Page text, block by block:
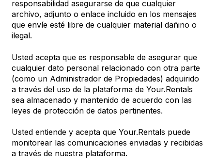
responsabilidad asegurarse de que cualquier
archivo, adjunto o enlace incluido en los mensajes
que envíe esté libre de cualquier material dañino o
ilegal.
Usted acepta que es responsable de asegurar que
cualquier dato personal relacionado con otra parte
(como un Administrador de Propiedades) adquirido
a través del uso de la plataforma de Your.Rentals
sea almacenado y mantenido de acuerdo con las
leyes de protección de datos pertinentes.
Usted entiende y acepta que Your.Rentals puede
monitorear las comunicaciones enviadas y recibidas
a través de nuestra plataforma.